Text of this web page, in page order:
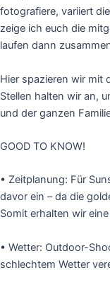
fotografiere, variiert
zeige ich euch die
laufen dann
Hier spazieren wir mit
Stellen halten wir an,
und der ganzen
GOOD TO KNOW!
• Zeitplanung: Für
davor ein – da die
Somit erhalten wir
• Wetter: Outdoor-
schlechtem Wetter